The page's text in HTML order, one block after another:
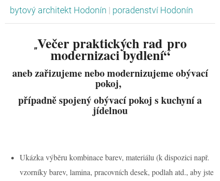
bytový architekt Hodonín
poradenství Hodonín
„Večer praktických rad pro
modernizaci bydlení“
aneb zařizujeme nebo modernizujeme obývací
pokoj,
případně spojený obývací pokoj s kuchyní a
jídelnou
Ukázka výběru kombinace barev, materiálu (k dispozici např.
vzorníky barev, lamina, pracovních desek, podlah atd., aby jste